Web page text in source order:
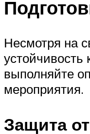
Несмотря на
устойчивость
выполняйте
мероприятия.
Защита